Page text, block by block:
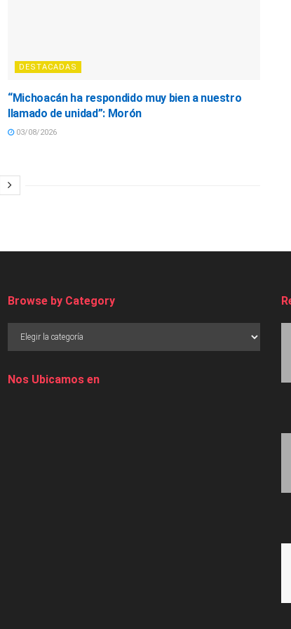
DESTACADAS
“Michoacán ha respondido muy bien a nuestro
llamado de unidad”: Morón
03/08/2026
Browse by Category
Nos Ubicamos en